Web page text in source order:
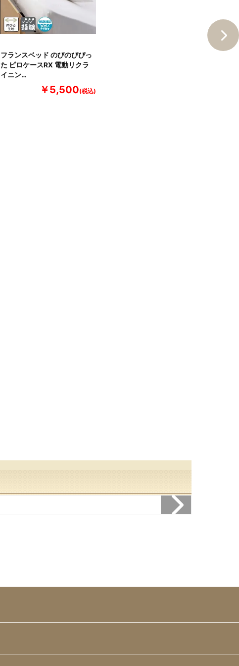
フランスベッド のびのびぴっ
た ピロケースRX 電動リクラ
イニン…
￥5,500